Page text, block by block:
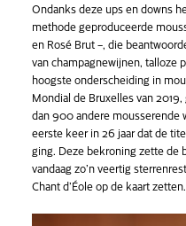
Ondanks deze ups en downs
methode geproduceerde
en Rosé Brut –, die
van champagnewijnen, talloze
hoogste onderscheiding in
Mondial de Bruxelles van
dan 900 andere mousserende
eerste keer in 26 jaar dat de
ging. Deze bekroning zette de
vandaag zo’n veertig
Chant d’Éole op de kaart zetten.